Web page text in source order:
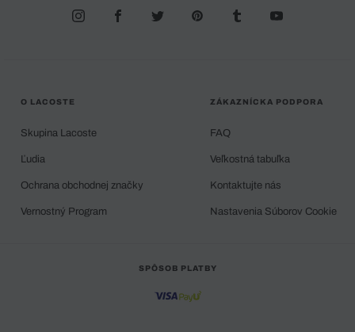
O LACOSTE
Skupina Lacoste
Ľudia
Ochrana obchodnej značky
Vernostný Program
ZÁKAZNÍCKA PODPORA
FAQ
Veľkostná tabuľka
Kontaktujte nás
Nastavenia Súborov Cookie
SPÔSOB PLATBY